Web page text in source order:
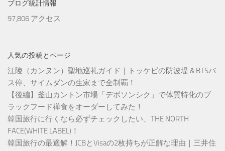
ブログ統計情報
97,806 アクセス
人気の投稿とページ
江陵（カンヌン）聖地巡礼ガイド｜トッケビの防波堤＆BTSバ
ス停、サイムダンの生家まで全制覇！
【後編】釜山カントン市場「デボソンシク」で体質特化のブ
ラックフード禅食をオーダーしてみた！
韓国旅行に行くなら必ずチェックしたい、THE NORTH
FACE(WHITE LABEL)！
韓国旅行の最適解！JCBとVisaの2枚持ちが正解な理由｜三井住